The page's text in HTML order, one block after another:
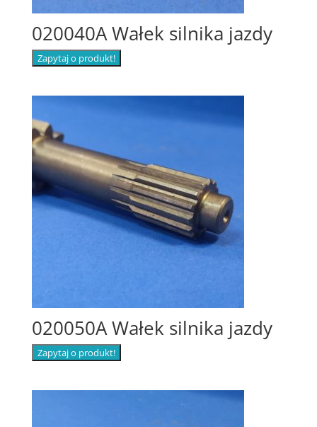
020040A Wałek silnika jazdy
Zapytaj o produkt!
020050A Wałek silnika jazdy
Zapytaj o produkt!